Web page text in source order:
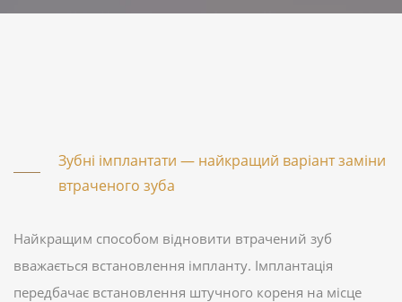
Зубні імплантати — найкращий варіант заміни
втраченого зуба
Найкращим способом відновити втрачений зуб
вважається встановлення імпланту. Імплантація
передбачає встановлення штучного кореня на місце